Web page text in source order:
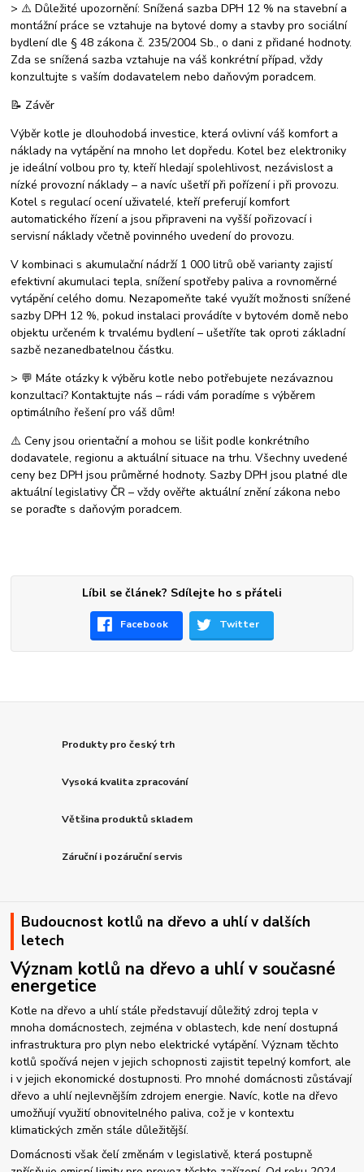
> ⚠️ Důležité upozornění: Snížená sazba DPH 12 % na stavební a
montážní práce se vztahuje na bytové domy a stavby pro sociální
bydlení dle § 48 zákona č. 235/2004 Sb., o dani z přidané hodnoty.
Zda se snížená sazba vztahuje na váš konkrétní případ, vždy
konzultujte s vaším dodavatelem nebo daňovým poradcem.
📝 Závěr
Výběr kotle je dlouhodobá investice, která ovlivní váš komfort a
náklady na vytápění na mnoho let dopředu. Kotel bez elektroniky
je ideální volbou pro ty, kteří hledají spolehlivost, nezávislost a
nízké provozní náklady – a navíc ušetří při pořízení i při provozu.
Kotel s regulací ocení uživatelé, kteří preferují komfort
automatického řízení a jsou připraveni na vyšší pořizovací i
servisní náklady včetně povinného uvedení do provozu.
V kombinaci s akumulační nádrží 1 000 litrů obě varianty zajistí
efektivní akumulaci tepla, snížení spotřeby paliva a rovnoměrné
vytápění celého domu. Nezapomeňte také využít možnosti snížené
sazby DPH 12 %, pokud instalaci provádíte v bytovém domě nebo
objektu určeném k trvalému bydlení – ušetříte tak oproti základní
sazbě nezanedbatelnou částku.
> 💬 Máte otázky k výběru kotle nebo potřebujete nezávaznou
konzultaci? Kontaktujte nás – rádi vám poradíme s výběrem
optimálního řešení pro váš dům!
⚠️ Ceny jsou orientační a mohou se lišit podle konkrétního
dodavatele, regionu a aktuální situace na trhu. Všechny uvedené
ceny bez DPH jsou průměrné hodnoty. Sazby DPH jsou platné dle
aktuální legislativy ČR – vždy ověřte aktuální znění zákona nebo
se poraďte s daňovým poradcem.
Líbil se článek? Sdílejte ho s přáteli
Facebook Twitter
Produkty pro český trh
Vysoká kvalita zpracování
Většina produktů skladem
Záruční i pozáruční servis
Budoucnost kotlů na dřevo a uhlí v dalších
letech
Význam kotlů na dřevo a uhlí v současné
energetice
Kotle na dřevo a uhlí stále představují důležitý zdroj tepla v
mnoha domácnostech, zejména v oblastech, kde není dostupná
infrastruktura pro plyn nebo elektrické vytápění. Význam těchto
kotlů spočívá nejen v jejich schopnosti zajistit tepelný komfort, ale
i v jejich ekonomické dostupnosti. Pro mnohé domácnosti zůstávají
dřevo a uhlí nejlevnějším zdrojem energie. Navíc, kotle na dřevo
umožňují využití obnovitelného paliva, což je v kontextu
klimatických změn stále důležitější.
Domácnosti však čelí změnám v legislativě, která postupně